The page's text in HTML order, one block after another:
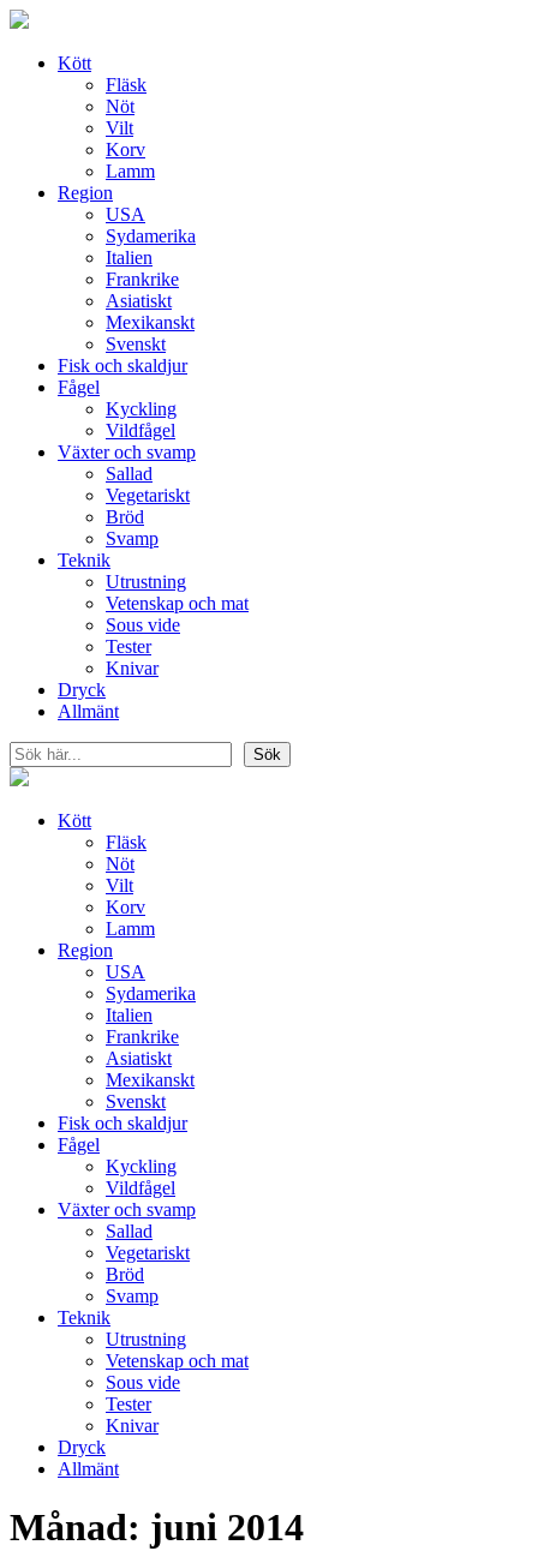
Skip
contentKött
Fläsk
Nöt
Vilt
Korv
Lamm
Region
USA
Sydamerika
Italien
Frankrike
Asiatiskt
Mexikanskt
Svenskt
Fisk och skaldjur
Fågel
Kyckling
Vildfågel
Växter och svamp
Sallad
Vegetariskt
Bröd
Svamp
Teknik
Utrustning
Vetenskap och mat
Sous vide
Tester
Knivar
Dryck
Allmänt
Sök
Sök
Kött
Fläsk
Nöt
Vilt
Korv
Lamm
Region
USA
Sydamerika
Italien
Frankrike
Asiatiskt
Mexikanskt
Svenskt
Fisk och skaldjur
Fågel
Kyckling
Vildfågel
Växter och svamp
Sallad
Vegetariskt
Bröd
Svamp
Teknik
Utrustning
Vetenskap och mat
Sous vide
Tester
Knivar
Dryck
Allmänt
Månad: juni 2014